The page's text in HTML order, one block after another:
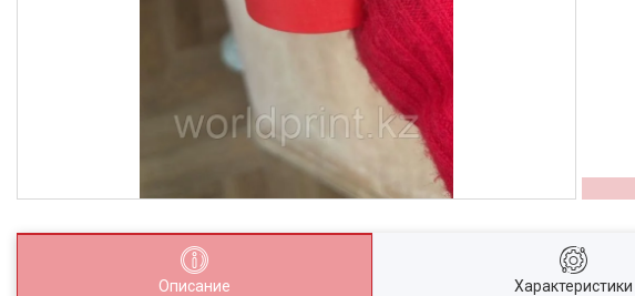
Описание Характеристики